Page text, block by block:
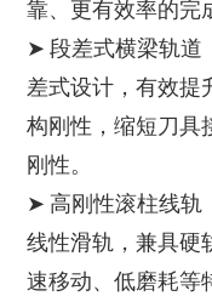
靠、更有效率的完
➤ 段差式横梁轨道
差式设计，有效提
构刚性，缩短刀具
刚性。
➤ 高刚性滚柱线轨
线性滑轨，兼具硬
速移动、低磨耗等